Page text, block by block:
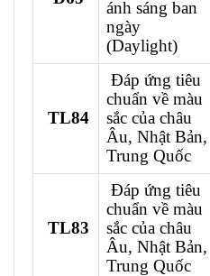
ánh sáng ban
ngày
(Daylight)
TL84
Đáp ứng tiêu
chuẩn về màu
sắc của châu
Âu, Nhật Bản,
Trung Quốc
TL83
Đáp ứng tiêu
chuẩn về màu
sắc của châu
Âu, Nhật Bản,
Trung Quốc